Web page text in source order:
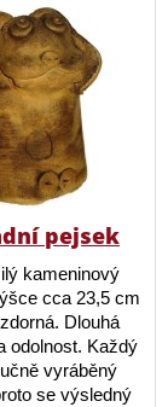
pejsek
kameninový
cca 23,5 cm
Dlouhá
odolnost. Každý
vyráběný
se výsledný